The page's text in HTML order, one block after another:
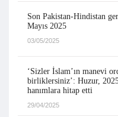
Son Pakistan-Hindistan
Mayıs 2025
03/05/2025
‘Sizler İslam’ın manevi
birliklersiniz’: Huzur,
hanımlara hitap etti
29/04/2025